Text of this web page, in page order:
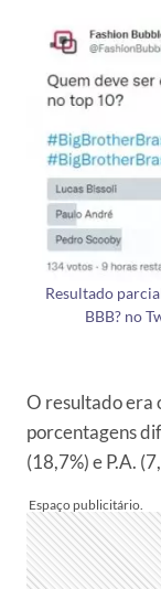
Resultado
BBB? no
O resultado era
porcentagens
(18,7%) e P.A.